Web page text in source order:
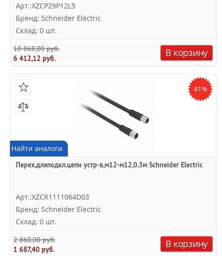
Арт.:XZCP29P12L5
Бренд: Schneider Electric
Склад: 0 шт.
10 868,00 руб.
6 412,12 руб.
В корзину
41%
Найти аналоги
Перех.дляподкл.цепи устр-в,м12-м12,0.3м Schneider Electric
Арт.:XZCR1111064D03
Бренд: Schneider Electric
Склад: 0 шт.
2 860,00 руб.
1 687,40 руб.
В корзину